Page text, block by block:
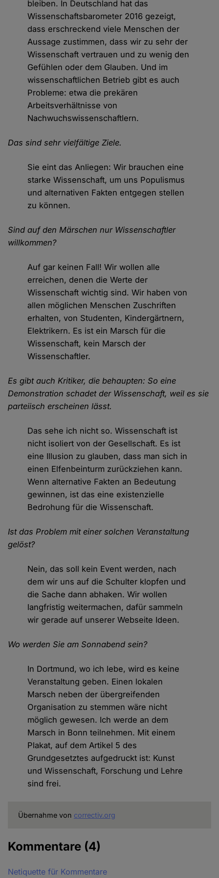
bleiben. In Deutschland hat das
Wissenschaftsbarometer 2016 gezeigt,
dass erschreckend viele Menschen der
Aussage zustimmen, dass wir zu sehr der
Wissenschaft vertrauen und zu wenig den
Gefühlen oder dem Glauben. Und im
wissenschaftlichen Betrieb gibt es auch
Probleme: etwa die prekären
Arbeitsverhältnisse von
Nachwuchswissenschaftlern.
Das sind sehr vielfältige Ziele.
Sie eint das Anliegen: Wir brauchen eine
starke Wissenschaft, um uns Populismus
und alternativen Fakten entgegen stellen
zu können.
Sind auf den Märschen nur Wissenschaftler
willkommen?
Auf gar keinen Fall! Wir wollen alle
erreichen, denen die Werte der
Wissenschaft wichtig sind. Wir haben von
allen möglichen Menschen Zuschriften
erhalten, von Studenten, Kindergärtnern,
Elektrikern. Es ist ein Marsch für die
Wissenschaft, kein Marsch der
Wissenschaftler.
Es gibt auch Kritiker, die behaupten: So eine
Demonstration schadet der Wissenschaft, weil es sie
parteiisch erscheinen lässt.
Das sehe ich nicht so. Wissenschaft ist
nicht isoliert von der Gesellschaft. Es ist
eine Illusion zu glauben, dass man sich in
einen Elfenbeinturm zurückziehen kann.
Wenn alternative Fakten an Bedeutung
gewinnen, ist das eine existenzielle
Bedrohung für die Wissenschaft.
Ist das Problem mit einer solchen Veranstaltung
gelöst?
Nein, das soll kein Event werden, nach
dem wir uns auf die Schulter klopfen und
die Sache dann abhaken. Wir wollen
langfristig weitermachen, dafür sammeln
wir gerade auf unserer Webseite Ideen.
Wo werden Sie am Sonnabend sein?
In Dortmund, wo ich lebe, wird es keine
Veranstaltung geben. Einen lokalen
Marsch neben der übergreifenden
Organisation zu stemmen wäre nicht
möglich gewesen. Ich werde an dem
Marsch in Bonn teilnehmen. Mit einem
Plakat, auf dem Artikel 5 des
Grundgesetztes aufgedruckt ist: Kunst
und Wissenschaft, Forschung und Lehre
sind frei.
Übernahme von correctiv.org
Kommentare (4)
Netiquette für Kommentare